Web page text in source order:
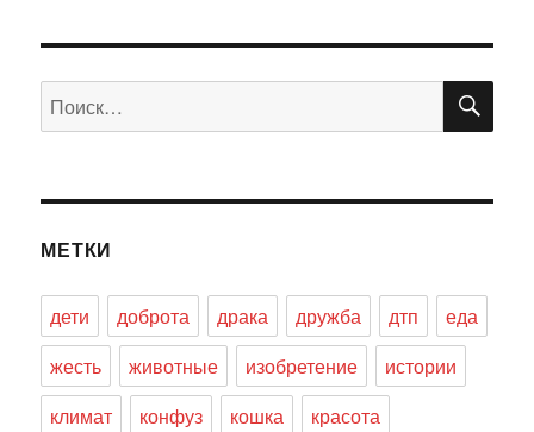
Искать:
МЕТКИ
дети доброта драка дружба дтп
еда
жесть
животные изобретение
истории
климат
конфуз кошка
красота